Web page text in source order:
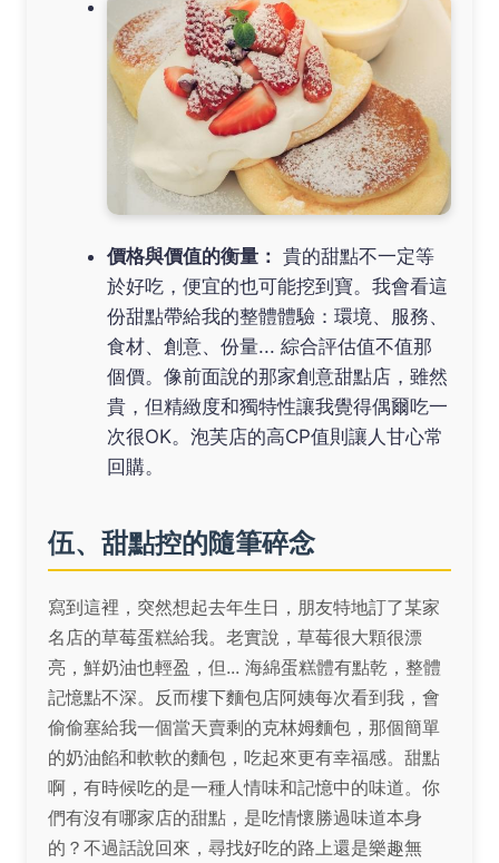
價格與價值的衡量： 貴的甜點不一定等
於好吃，便宜的也可能挖到寶。我會看這
份甜點帶給我的整體體驗：環境、服務、
食材、創意、份量... 綜合評估值不值那
個價。像前面說的那家創意甜點店，雖然
貴，但精緻度和獨特性讓我覺得偶爾吃一
次很OK。泡芙店的高CP值則讓人甘心常
回購。
伍、甜點控的隨筆碎念
寫到這裡，突然想起去年生日，朋友特地訂了某家
名店的草莓蛋糕給我。老實說，草莓很大顆很漂
亮，鮮奶油也輕盈，但... 海綿蛋糕體有點乾，整體
記憶點不深。反而樓下麵包店阿姨每次看到我，會
偷偷塞給我一個當天賣剩的克林姆麵包，那個簡單
的奶油餡和軟軟的麵包，吃起來更有幸福感。甜點
啊，有時候吃的是一種人情味和記憶中的味道。你
們有沒有哪家店的甜點，是吃情懷勝過味道本身
的？不過話說回來，尋找好吃的路上還是樂趣無